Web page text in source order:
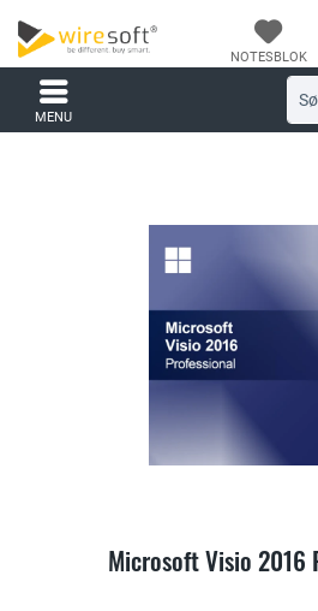
NOTESBLOK
MENU
Microsoft Visio 2016